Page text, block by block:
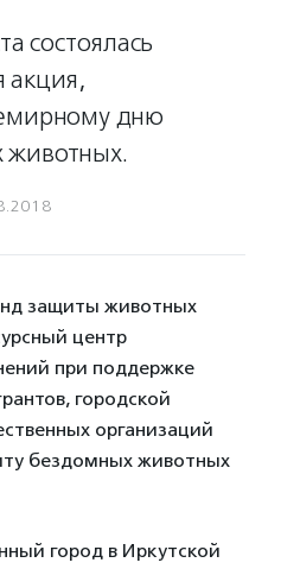
состоялась
акция,
дню
животных.
защиты животных
центр
при поддержке
городской
организаций
бездомных животных
город в Иркутской